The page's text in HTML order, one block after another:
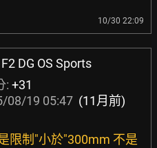
10/30 22:09
DG OS Sports
: +31
08/19 05:47 (11月前)
限制"小於"300mm 不是